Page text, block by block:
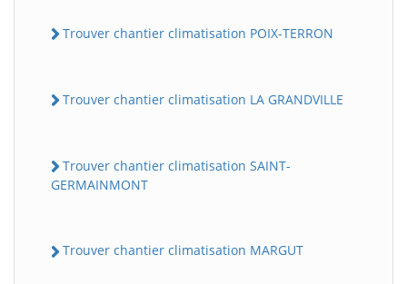
Trouver chantier climatisation POIX-TERRON
Trouver chantier climatisation LA GRANDVILLE
Trouver chantier climatisation SAINT-
GERMAINMONT
Trouver chantier climatisation MARGUT